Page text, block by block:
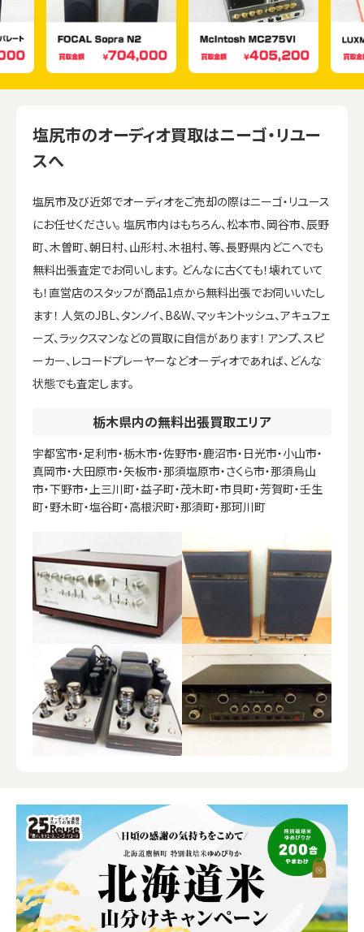
塩尻市のオーディオ買取はニーゴ・リユー
スへ
塩尻市及び近郊でオーディオをご売却の際はニーゴ・リユース
にお任せください。 塩尻市内はもちろん、松本市、岡谷市、辰野
町、木曽町、朝日村、山形村、木祖村、等、長野県内どこへでも
無料出張査定でお伺いします。 どんなに古くても！壊れていて
も！直営店のスタッフが商品1点から無料出張でお伺いいたし
ます！ 人気のJBL、タンノイ、B&W、マッキントッシュ、アキュフェ
ーズ、ラックスマンなどの買取に自信があります！ アンプ、スピ
ーカー、レコードプレーヤーなどオーディオであれば、どんな
状態でも査定します。
栃木県内の無料出張買取エリア
宇都宮市・足利市・栃木市・佐野市・鹿沼市・日光市・小山市・
真岡市・大田原市・矢板市・那須塩原市・さくら市・那須烏山
市・下野市・上三川町・益子町・茂木町・市貝町・芳賀町・壬生
町・野木町・塩谷町・高根沢町・那須町・那珂川町